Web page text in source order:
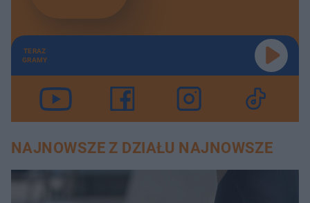
TERAZ
GRAMY
NAJNOWSZE Z DZIAŁU NAJNOWSZE